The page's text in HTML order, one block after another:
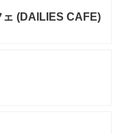
ェ (DAILIES CAFE)